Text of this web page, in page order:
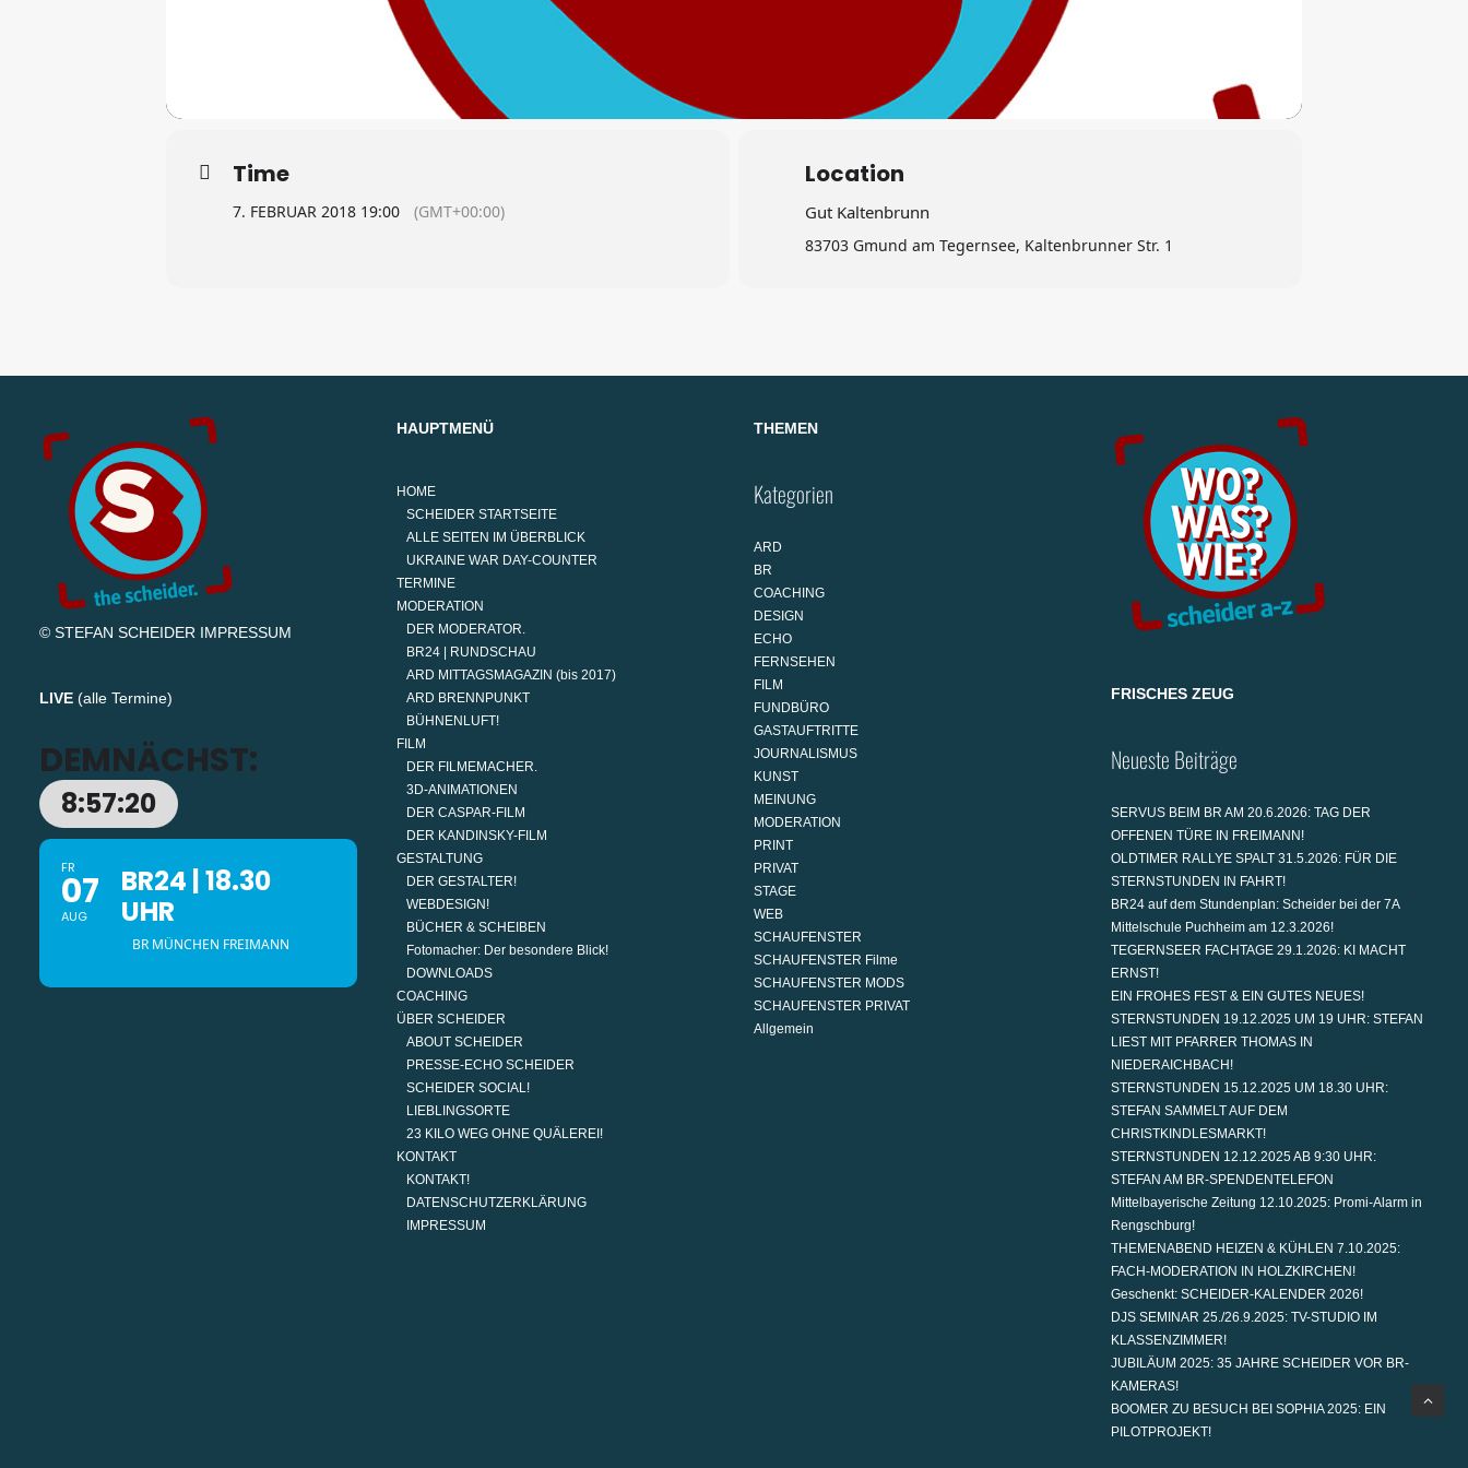
Time
7. FEBRUAR 2018 19:00 (GMT+00:00)
Location
Gut Kaltenbrunn
83703 Gmund am Tegernsee, Kaltenbrunner Str. 1
© STEFAN SCHEIDER IMPRESSUM
LIVE (alle Termine)
DEMNÄCHST:
8:57:19
FR
07
AUG
BR24 | 18.30
UHR
BR MÜNCHEN FREIMANN
HAUPTMENÜ
HOME
SCHEIDER STARTSEITE
ALLE SEITEN IM ÜBERBLICK
UKRAINE WAR DAY-COUNTER
TERMINE
MODERATION
DER MODERATOR.
BR24 | RUNDSCHAU
ARD MITTAGSMAGAZIN (bis 2017)
ARD BRENNPUNKT
BÜHNENLUFT!
FILM
DER FILMEMACHER.
3D-ANIMATIONEN
DER CASPAR-FILM
DER KANDINSKY-FILM
GESTALTUNG
DER GESTALTER!
WEBDESIGN!
BÜCHER & SCHEIBEN
Fotomacher: Der besondere Blick!
DOWNLOADS
COACHING
ÜBER SCHEIDER
ABOUT SCHEIDER
PRESSE-ECHO SCHEIDER
SCHEIDER SOCIAL!
LIEBLINGSORTE
23 KILO WEG OHNE QUÄLEREI!
KONTAKT
KONTAKT!
DATENSCHUTZERKLÄRUNG
IMPRESSUM
THEMEN
Kategorien
ARD
BR
COACHING
DESIGN
ECHO
FERNSEHEN
FILM
FUNDBÜRO
GASTAUFTRITTE
JOURNALISMUS
KUNST
MEINUNG
MODERATION
PRINT
PRIVAT
STAGE
WEB
SCHAUFENSTER
SCHAUFENSTER Filme
SCHAUFENSTER MODS
SCHAUFENSTER PRIVAT
Allgemein
FRISCHES ZEUG
Neueste Beiträge
SERVUS BEIM BR AM 20.6.2026: TAG DER
OFFENEN TÜRE IN FREIMANN!
OLDTIMER RALLYE SPALT 31.5.2026: FÜR DIE
STERNSTUNDEN IN FAHRT!
BR24 auf dem Stundenplan: Scheider bei der 7A
Mittelschule Puchheim am 12.3.2026!
TEGERNSEER FACHTAGE 29.1.2026: KI MACHT
ERNST!
EIN FROHES FEST & EIN GUTES NEUES!
STERNSTUNDEN 19.12.2025 UM 19 UHR: STEFAN
LIEST MIT PFARRER THOMAS IN
NIEDERAICHBACH!
STERNSTUNDEN 15.12.2025 UM 18.30 UHR:
STEFAN SAMMELT AUF DEM
CHRISTKINDLESMARKT!
STERNSTUNDEN 12.12.2025 AB 9:30 UHR:
STEFAN AM BR-SPENDENTELEFON
Mittelbayerische Zeitung 12.10.2025: Promi-Alarm in
Rengschburg!
THEMENABEND HEIZEN & KÜHLEN 7.10.2025:
FACH-MODERATION IN HOLZKIRCHEN!
Geschenkt: SCHEIDER-KALENDER 2026!
DJS SEMINAR 25./26.9.2025: TV-STUDIO IM
KLASSENZIMMER!
JUBILÄUM 2025: 35 JAHRE SCHEIDER VOR BR-
KAMERAS!
BOOMER ZU BESUCH BEI SOPHIA 2025: EIN
PILOTPROJEKT!